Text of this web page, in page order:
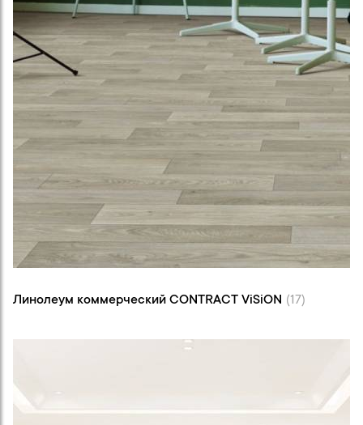
Линолеум коммерческий CONTRACT ViSiON (17)